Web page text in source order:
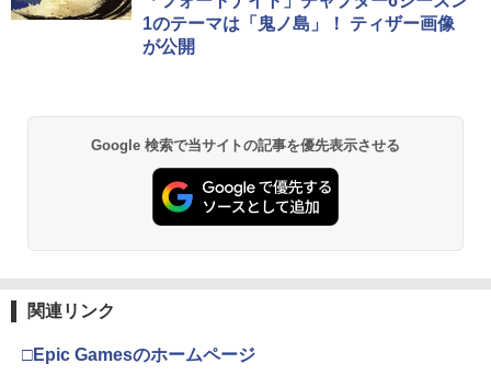
1のテーマは「鬼ノ島」！ ティザー画像
が公開
Google 検索で当サイトの記事を優先表示させる
関連リンク
□Epic Gamesのホームページ